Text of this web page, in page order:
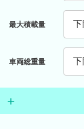
最大積載量
車両総重量